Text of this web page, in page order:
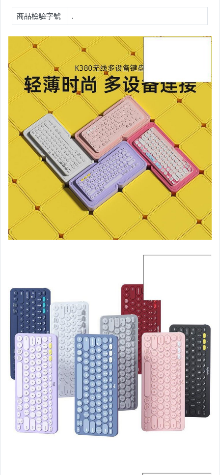
嬰幼兒與孕婦
居家、家具與園藝
玩具、模型與公仔
男性精品與服飾
女裝與服飾配件
偶像、球員卡與郵幣
手錶與飾品配件
女包精品與女鞋
家電與影音視聽
商品檢驗字號 .